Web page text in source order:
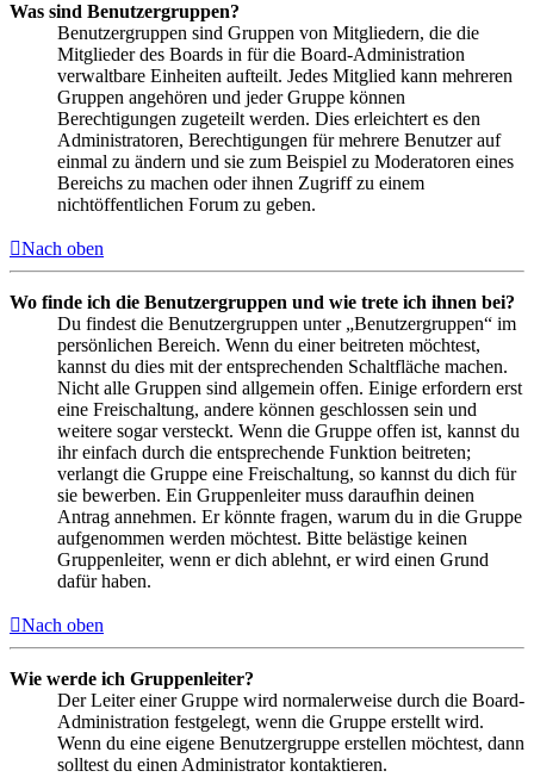
Was sind Benutzergruppen?
Benutzergruppen sind Gruppen von Mitgliedern, die die
Mitglieder des Boards in für die Board-Administration
verwaltbare Einheiten aufteilt. Jedes Mitglied kann mehreren
Gruppen angehören und jeder Gruppe können
Berechtigungen zugeteilt werden. Dies erleichtert es den
Administratoren, Berechtigungen für mehrere Benutzer auf
einmal zu ändern und sie zum Beispiel zu Moderatoren eines
Bereichs zu machen oder ihnen Zugriff zu einem
nichtöffentlichen Forum zu geben.
Nach oben
Wo finde ich die Benutzergruppen und wie trete ich ihnen bei?
Du findest die Benutzergruppen unter „Benutzergruppen“ im
persönlichen Bereich. Wenn du einer beitreten möchtest,
kannst du dies mit der entsprechenden Schaltfläche machen.
Nicht alle Gruppen sind allgemein offen. Einige erfordern erst
eine Freischaltung, andere können geschlossen sein und
weitere sogar versteckt. Wenn die Gruppe offen ist, kannst du
ihr einfach durch die entsprechende Funktion beitreten;
verlangt die Gruppe eine Freischaltung, so kannst du dich für
sie bewerben. Ein Gruppenleiter muss daraufhin deinen
Antrag annehmen. Er könnte fragen, warum du in die Gruppe
aufgenommen werden möchtest. Bitte belästige keinen
Gruppenleiter, wenn er dich ablehnt, er wird einen Grund
dafür haben.
Nach oben
Wie werde ich Gruppenleiter?
Der Leiter einer Gruppe wird normalerweise durch die Board-
Administration festgelegt, wenn die Gruppe erstellt wird.
Wenn du eine eigene Benutzergruppe erstellen möchtest, dann
solltest du einen Administrator kontaktieren.